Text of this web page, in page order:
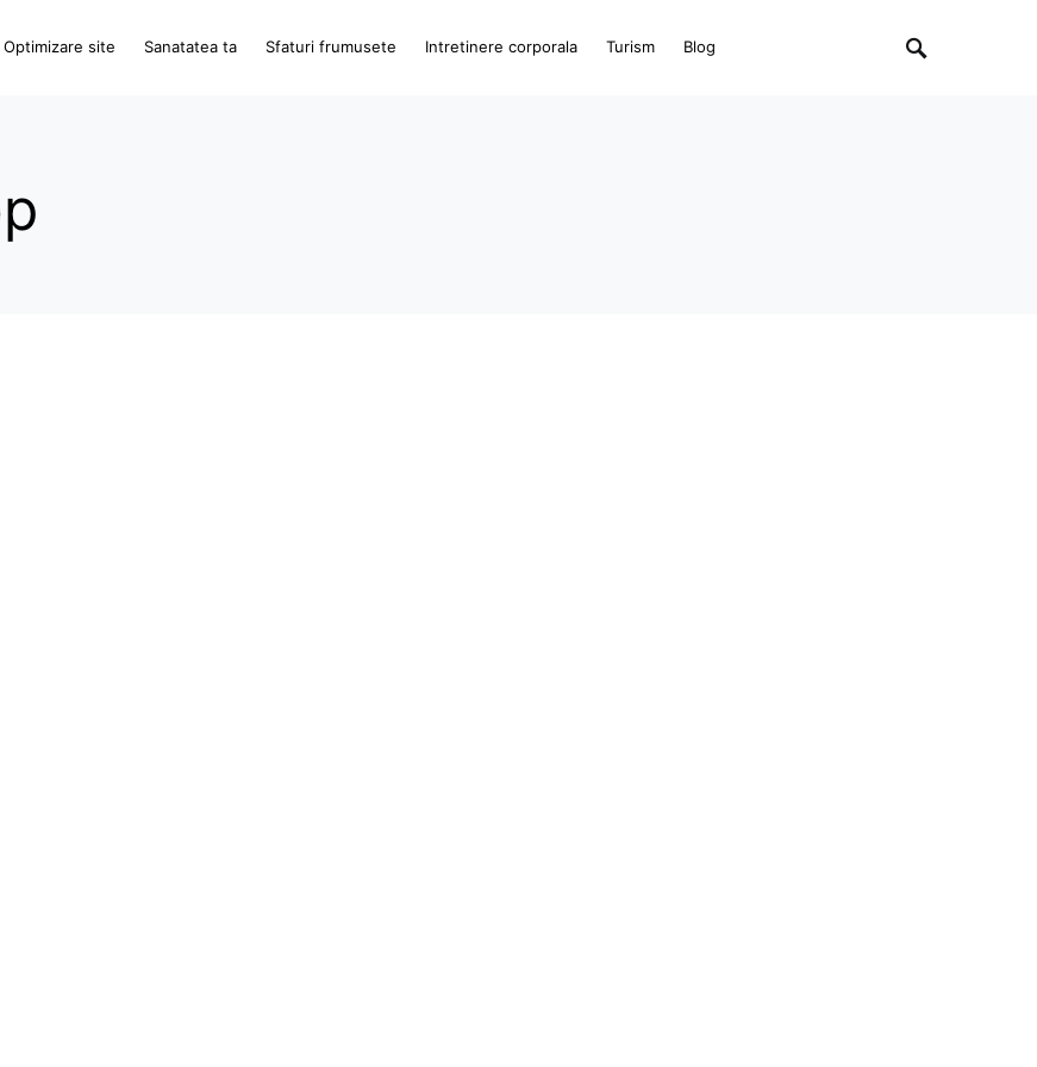
Optimizare site Sanatatea ta Sfaturi frumusete Intretinere corporala Turism Blog